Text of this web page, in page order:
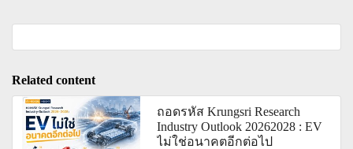
Related content
ถอดรหัส Krungsri Research
Industry Outlook 20262028 : EV
ไม่ใช่อนาคตอีกต่อไป